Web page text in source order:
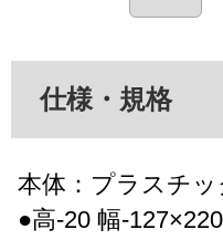
仕様・規格
本体：プラスチ
●高-20 幅-